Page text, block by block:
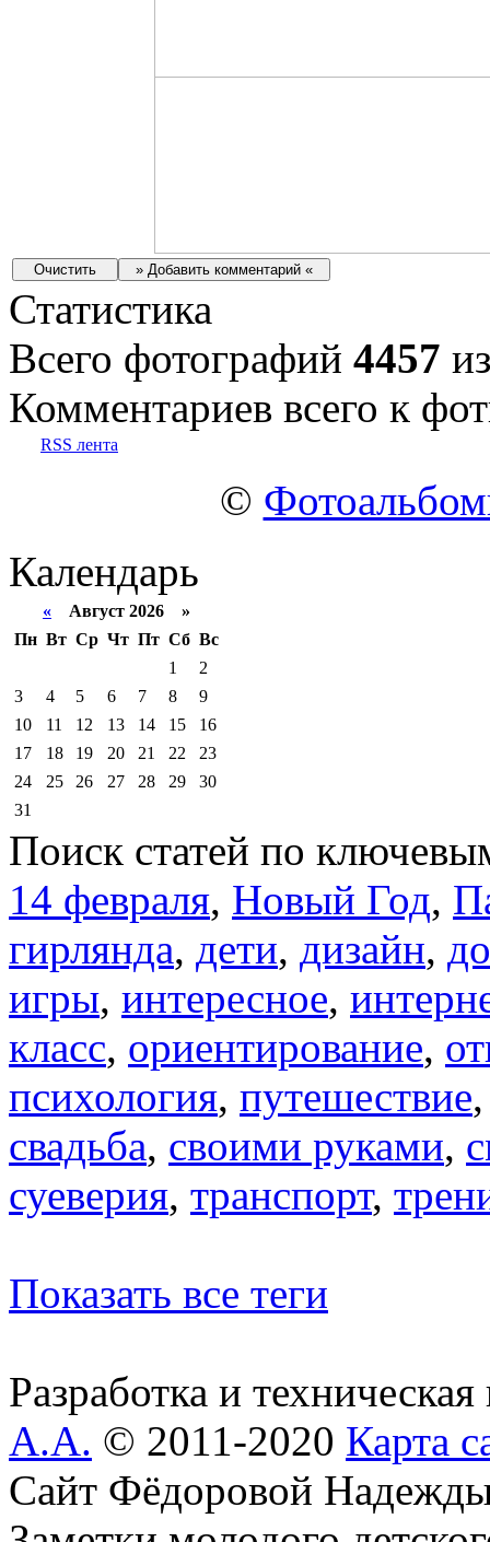
Статистика
Всего фотографий 4457
Комментариев всего к
RSS лента
©
Календарь
« Август 2026 »
Пн Вт Ср Чт Пт Сб Вс
1
2
3
4 5 6 7 8
9
10
11 12 13 14 15
16
17
18 19 20 21 22
23
24
25 26 27 28 29
30
31
Поиск статей по
14 февраля, Новый Год,
гирлянда, дети, дизайн,
игры, интересное,
класс, ориентирование,
психология, путешествие
свадьба, своими руками,
суеверия, транспорт,
Показать все теги
Разработка и
А.А. © 2011-2020 Карта
Сайт Фёдоровой